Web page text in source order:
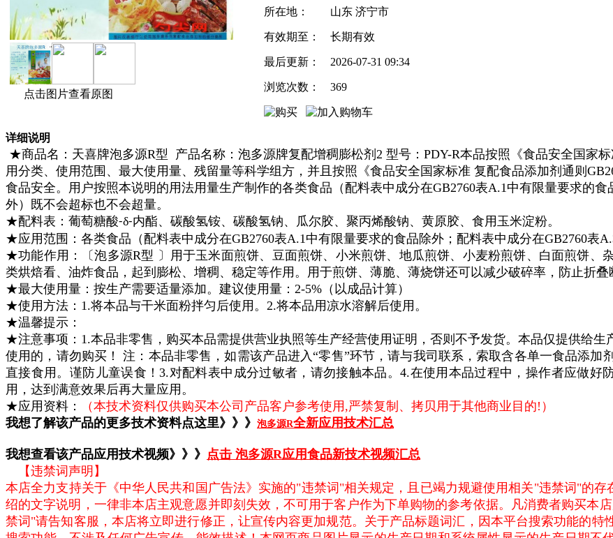
点击图片查看原图
所在地： 山东 济宁市
有效期至： 长期有效
最后更新： 2026-07-31 09:34
浏览次数： 369
详细说明
★商品名：天喜牌泡多源R型 产品名称：泡多源牌复配增稠膨松剂2 型号：PDY-R本品按照《食品安全国家
用分类、使用范围、最大使用量、残留量等科学组方，并且按照《食品安全国家标准 复配食品添加剂通则
食品安全。用户按照本说明的用法用量生产制作的各类食品（配料表中成分在GB2760表A.1中有限量要求的食
外） 既不会超标也不会超量。
★配料表： 葡萄糖酸-δ-内酯、碳酸氢铵、碳酸氢钠、瓜尔胶、聚丙烯酸钠、黄原胶、食用玉米淀粉。
★应用范围： 各类食品（配料表中成分在GB2760表A.1中有限量要求的食品除外；配料表中成分在GB2760表
★功能作用：〔泡多源R型 〕用于玉米面煎饼、豆面煎饼、小米煎饼、地瓜煎饼、小麦粉煎饼、白面煎饼、
类烘焙看、油炸食品，起到膨松、增稠、稳定等作用。用于煎饼、薄脆、薄烧饼还可以减少破碎率，防止折叠
★最大使用量： 按生产需要适量添加。建议使用量：2-5%（以成品计算）
★使用方法： 1.将本品与干米面粉拌匀后使用。2.将本品用凉水溶解后使用。
★温馨提示：
★注意事项：1.本品非零售，购买本品需提供营业执照等生产经营使用证明，否则不予发货。本品仅提供给
使用的，请勿购买！ 注：本品非零售，如需该产品进入“零售”环节，请与我司联系，索取含各单一食品添
直接食用。谨防儿童误食！3.对配料表中成分过敏者，请勿接触本品。4.在使用本品过程中，操作者应做好
用，达到满意效果后再大量应用。
★应用资料：
（本技术资料仅供购买本公司产品客户参考使用,严禁复制、拷贝用于其他商业目的!）
我想了解该产品的更多技术资料点这里》》》 泡多源R全新应用技术汇总
我想查看该产品应用技术视频》》》 点击 泡多源R应用食品新技术视频汇总
【违禁词声明】
本店全力支持关于《中华人民共和国广告法》实施的"违禁词"相关规定，且已竭力规避使用相关"违禁词"的
绍的文字说明，一律非本店主观意愿并即刻失效，不可用于客户作为下单购物的参考依据。凡消费者购买本
禁词"请告知客服，本店将立即进行修正，让宣传内容更加规范。关于产品标题词汇，因本平台搜索功能的